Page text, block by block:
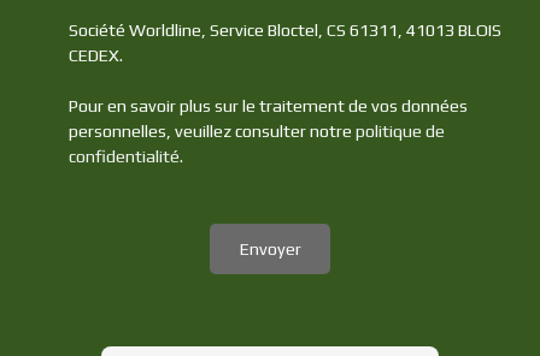
Société Worldline, Service Bloctel, CS 61311, 41013 BLOIS
CEDEX.
Pour en savoir plus sur le traitement de vos données
personnelles, veuillez consulter notre politique de
confidentialité.
Envoyer